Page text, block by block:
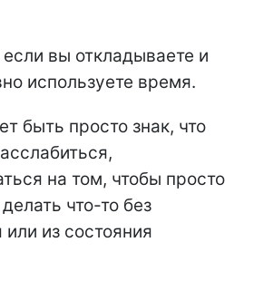
вы откладываете и
используете время.
быть просто знак, что
на том, чтобы просто
что-то без
из состояния